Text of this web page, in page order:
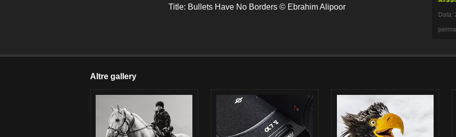
Title: Bullets Have No Borders © Ebrahim Alipoor
Data:
Altre gallery